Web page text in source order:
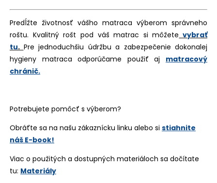
Predĺžte životnosť vášho matraca výberom správneho
roštu. Kvalitný rošt pod váš matrac si môžete vybrať
tu. Pre jednoduchšiu údržbu a zabezpečenie dokonalej
hygieny matraca odporúčame použiť aj matracový
chránič.
Potrebujete pomôcť s výberom?
Obráťte sa na našu zákaznícku linku alebo si stiahnite
náš E-book!
Viac o použitých a dostupných materiáloch sa dočítate
tu: Materiály